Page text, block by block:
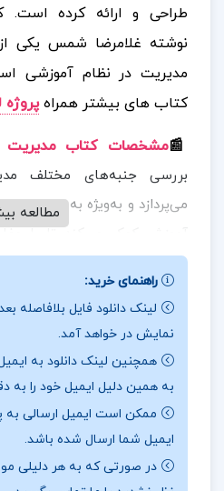
طراحی و ارائه کرده است.
نوشته غلامرضا شمس یکی از
مدیریت در نظام آموزشی
کتاب های بیشتر همراه پروژه
📰مشخصات کتاب مدیریت
بررسی جنبه‌های مختلف
می‌پردازد و به‌ویژه به مدیران،
مؤثر مدیریت آشنا شوند.
مفاهیم و شیوه‌های مؤثر
طراحی شده است.
📖بخشی از کتاب مدیریت
موضوعاتی مانند مدیریت منابع
مدارس، همچنین نظریات و
فرصت‌های مدیریت آموزشی پر
این کتاب کمک به مدیران و
مطالعه
راهنمای خرید:
لینک دانلود فایل بلافاصله
نمایش در خواهد آمد.
همچنین لینک دانلود به
به همین دلیل ایمیل خود را به
ایمیل شما ارسال شده باشد.
در صورتی که به هر دلیلی